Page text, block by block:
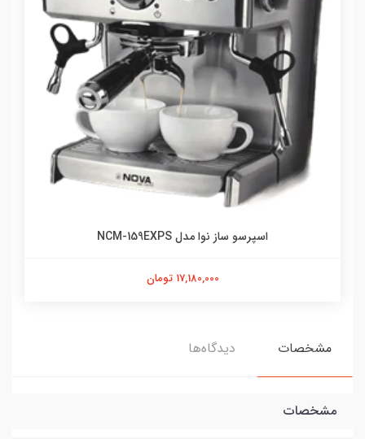
اسپرسو ساز نوا مدل NCM-159EXPS
17,180,000 تومان
مشخصات دیدگاه‌ها
مشخصات